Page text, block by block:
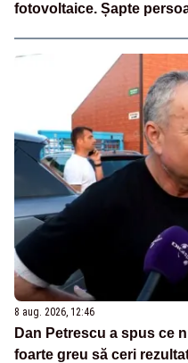
fotovoltaice. Șapte
8 aug. 2026, 12:46
Dan Petrescu a spus ce
foarte greu să ceri